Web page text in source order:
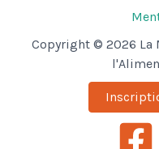
Copyright © 2026 La